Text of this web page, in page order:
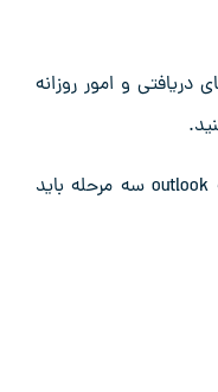
دریافتی و امور روزانه
برای اتصال ایمیل هاست سی پنل به outlook سه مرحله باید